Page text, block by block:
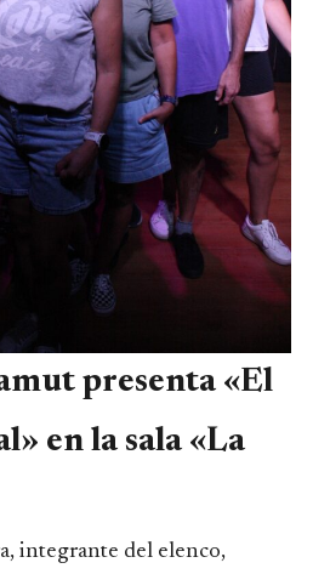
presenta «El
en la sala «La
integrante del elenco,